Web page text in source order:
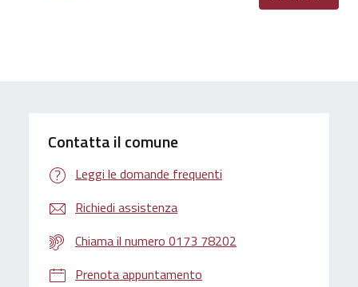
Contatta il comune
Leggi le domande frequenti
Richiedi assistenza
Chiama il numero 0173 78202
Prenota appuntamento